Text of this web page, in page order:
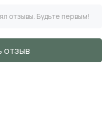
отзывы. Будьте первым!
отзыв